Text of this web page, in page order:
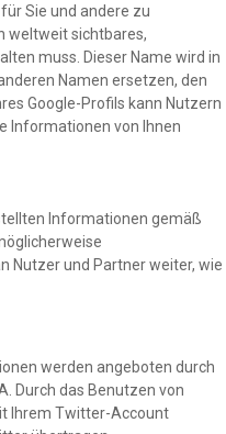
Sie und andere zu
weltweit sichtbares,
muss. Dieser Name wird in
Namen ersetzen, den
Google-Profils kann Nutzern
Informationen von Ihnen
Informationen gemäß
Nutzer und Partner weiter, wie
werden angeboten durch
Durch das Benutzen von
Ihrem Twitter-Account